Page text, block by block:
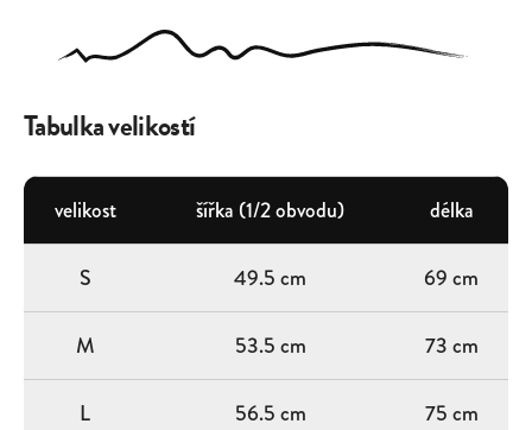
Tabulka velikostí
velikost šířka (1/2 obvodu) délka
S 49.5 cm 69 cm
M 53.5 cm 73 cm
L 56.5 cm 75 cm